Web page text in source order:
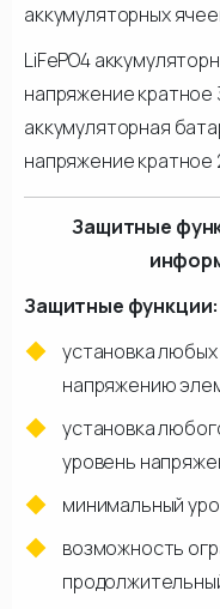
аккумуляторных
LiFePO4
напряжение кратное
аккумуляторная
напряжение кратное
Защитные
Защитные функции:
установка
напряжению
установка
уровень
минимальный
возможность